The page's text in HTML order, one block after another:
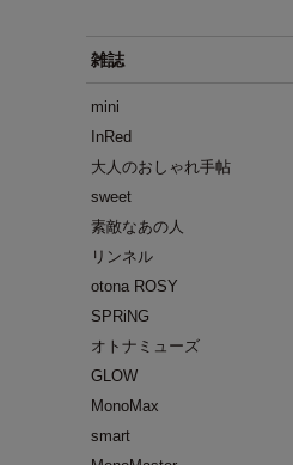
雑誌
mini
InRed
大人のおしゃれ手帖
sweet
素敵なあの人
リンネル
otona ROSY
SPRiNG
オトナミューズ
GLOW
MonoMax
smart